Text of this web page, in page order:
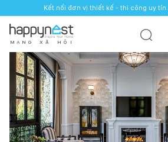
Kết nối đơn vị thiết kế - thi công uy tín.
M Ạ N G X Ã H Ộ I